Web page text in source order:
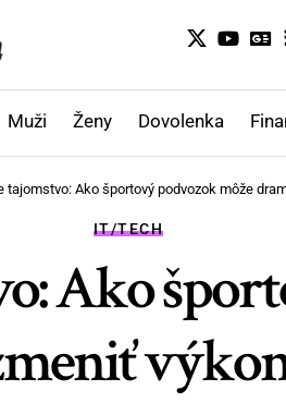
Muži Ženy Dovolenka
tajomstvo: Ako športový podvozok môže
IT/TECH
Ako